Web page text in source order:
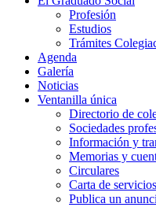
Profesión
Estudios
Trámites
Agenda
Galería
Noticias
Ventanilla única
Directorio de
Sociedades
Información y
Memorias y
Circulares
Carta de servicios
Publica un